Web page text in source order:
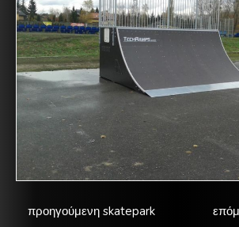
προηγούμενη skatepark